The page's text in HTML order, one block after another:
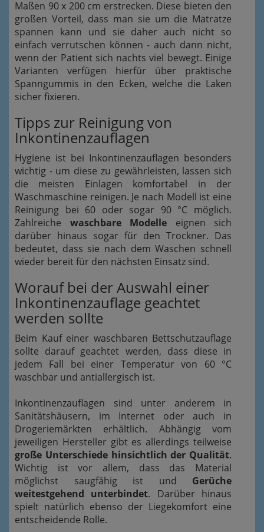
Maßen 90 x 200 cm erstrecken. Diese bieten den
großen Vorteil, dass man sie um die Matratze
spannen kann und sie daher auch nicht so
einfach verrutschen können - auch dann nicht,
wenn der Patient sich nachts viel bewegt. Einige
Varianten verfügen hierfür über praktische
Spanngummis in den Ecken, welche die Laken
sicher fixieren.
Tipps zur Reinigung von
Inkontinenzauflagen
Hygiene ist bei Inkontinenzauflagen besonders
wichtig - um diese zu gewährleisten, lassen sich
die meisten Einlagen komfortabel in der
Waschmaschine reinigen. Je nach Modell ist eine
Reinigung bei 60 oder sogar 90 °C möglich.
Zahlreiche waschbare Modelle eignen sich
darüber hinaus sogar für den Trockner. Das
bedeutet, dass sie nach dem Waschen schnell
wieder bereit für den nächsten Einsatz sind.
Worauf bei der Auswahl einer
Inkontinenzauflage geachtet
werden sollte
Beim Kauf einer waschbaren Bettschutzauflage
sollte darauf geachtet werden, dass diese in
jedem Fall bei einer Temperatur von 60 °C
waschbar und antiallergisch ist.
Inkontinenzauflagen sind unter anderem in
Sanitätshäusern, im Internet oder auch in
Drogeriemärkten erhältlich. Abhängig vom
jeweiligen Hersteller gibt es allerdings teilweise
große Unterschiede hinsichtlich der Qualität.
Wichtig ist vor allem, dass das Material
möglichst saugfähig ist und Gerüche
weitestgehend unterbindet. Darüber hinaus
spielt natürlich ebenso der Liegekomfort eine
entscheidende Rolle.